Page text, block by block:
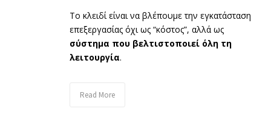
Το κλειδί είναι να βλέπουμε την εγκατάσταση
επεξεργασίας όχι ως “κόστος”, αλλά ως
σύστημα που βελτιστοποιεί όλη τη
λειτουργία.
Read More